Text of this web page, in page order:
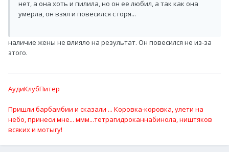
нет, а она хоть и пилила, но он ее любил, а так как она
умерла, он взял и повесился с горя...
наличие жены не влияло на результат. Он повесился не из-за
этого.
АудиКлубПитер
Пришли барбамбии и сказали ... Коровка-коровка, улети на
небо, принеси мне... ммм...тетрагидроканнабинола, ништяков
всяких и мотыгу!